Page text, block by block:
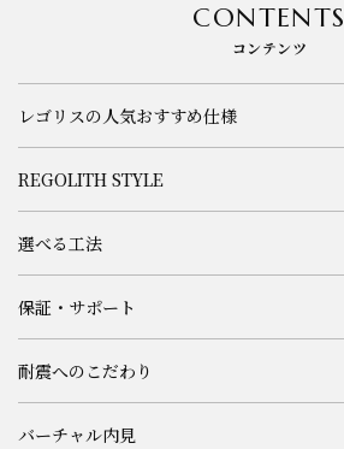
CONTENTS
コンテンツ
レゴリスの人気おすすめ仕様
REGOLITH STYLE
選べる工法
保証・サポート
耐震へのこだわり
バーチャル内見